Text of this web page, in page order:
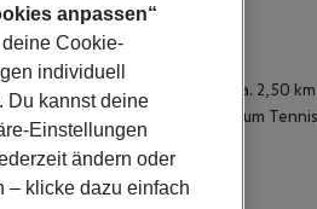
ca. 2,50 km - zum See: ca. 2,50
Fahrradverleih: ca. 500 m - zum
anpassen“
Cookie-
individuell
Du kannst deine
Einstellungen
ändern oder
– klicke dazu einfach